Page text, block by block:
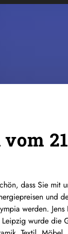
dass Sie mit
und
werden.
wurde die